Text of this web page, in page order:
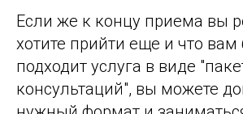
Если же к концу приема вы
хотите прийти еще и что
подходит услуга в виде
консультаций", вы можете